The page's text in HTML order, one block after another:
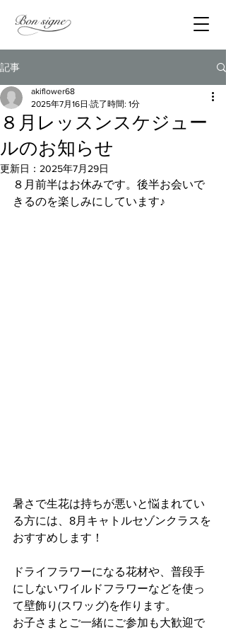
記事
８月レッスンスケジュー
ルのお知らせ
akiflower68
2025年7月16日 読了時間: 1分
更新日： 2025年7月29日
８月前半はお休みです。後半お会いで
きるのを楽しみにしています♪
暑さで生花は持ちが悪いと悩まれてい
る方には、8月キャトルセゾンクラスを
おすすめします！
ドライフラワーになる花材や、普段手
にしないワイルドフラワーなどを使っ
て壁飾り(スワッグ)を作ります。
お子さまとご一緒にご参加も大歓迎で